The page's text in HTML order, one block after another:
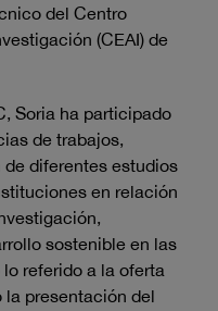
del Centro
(CEAI) de
Soria ha participado
de trabajos,
diferentes estudios
en relación
sostenible en las
referido a la oferta
presentación del